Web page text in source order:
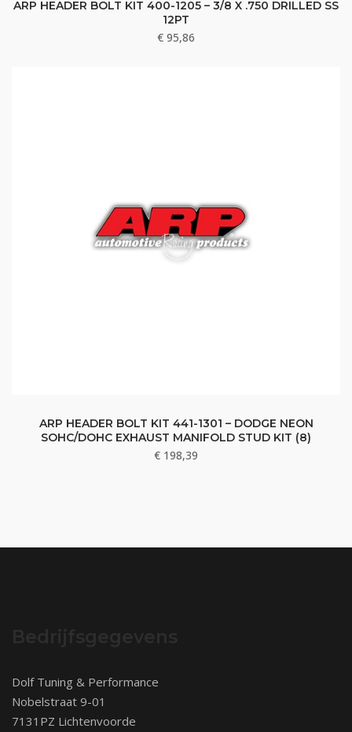
ARP HEADER BOLT KIT 400-1205 – 3/8 X .750 DRILLED SS
12PT
€ 95,86
ARP HEADER BOLT KIT 441-1301 – DODGE NEON
SOHC/DOHC EXHAUST MANIFOLD STUD KIT (8)
€ 198,39
Dolf Tuning & Performance
Nobelstraat 9-01
7131PZ Lichtenvoorde